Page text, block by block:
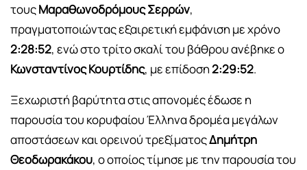
τουςΜαραθωνοδρόμους Σερρών,
πραγματοποιώντας εξαιρετική εμφάνιση με χρόνο
2:28:52, ενώ στο τρίτο σκαλί του βάθρου ανέβηκε ο
Κωνσταντίνος Κουρτίδης, με επίδοση2:29:52.
Ξεχωριστή βαρύτητα στις απονομές έδωσε η
παρουσία του κορυφαίου Έλληνα δρομέα μεγάλων
αποστάσεων και ορεινού τρεξίματοςΔημήτρη
Θεοδωρακάκου, ο οποίος τίμησε με την παρουσία του